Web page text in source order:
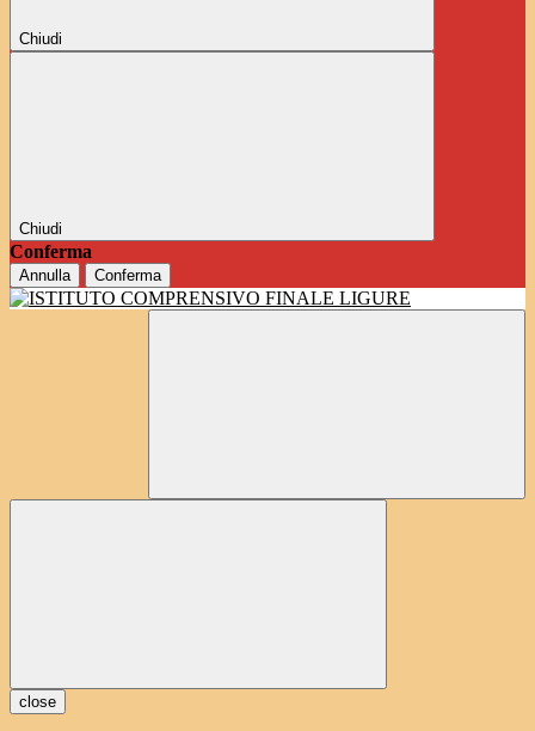
Chiudi
Chiudi
Conferma
Annulla Conferma
close